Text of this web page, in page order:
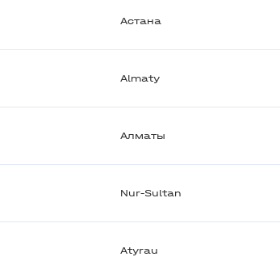
Астана
Almaty
Алматы
Nur-Sultan
Atyrau